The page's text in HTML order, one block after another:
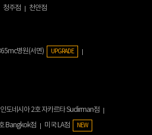
청주점 천안점
병원(서면) UPGRADE
인도네시아 2호 자카르타 Sudirman점
Bangkok점 미국 LA점 NEW